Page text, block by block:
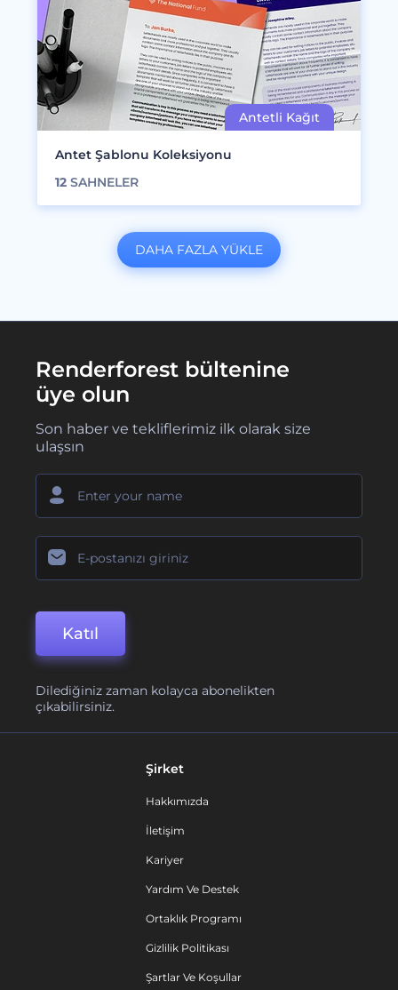
Antet Şablonu Koleksiyonu
12 SAHNELER
DAHA FAZLA YÜKLE
Renderforest bültenine
üye olun
Son haber ve tekliflerimiz ilk olarak size
ulaşsın
Katıl
Dilediğiniz zaman kolayca abonelikten
çıkabilirsiniz.
Şirket
Hakkımızda
İletişim
Kariyer
Yardım Ve Destek
Ortaklık Programı
Gizlilik Politikası
Şartlar Ve Koşullar